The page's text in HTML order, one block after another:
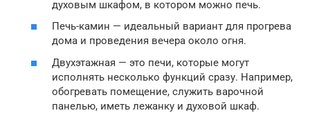
духовым шкафом, в котором можно печь.
Печь-камин — идеальный вариант для прогрева
дома и проведения вечера около огня.
Двухэтажная — это печи, которые могут
исполнять несколько функций сразу. Например,
обогревать помещение, служить варочной
панелью, иметь лежанку и духовой шкаф.